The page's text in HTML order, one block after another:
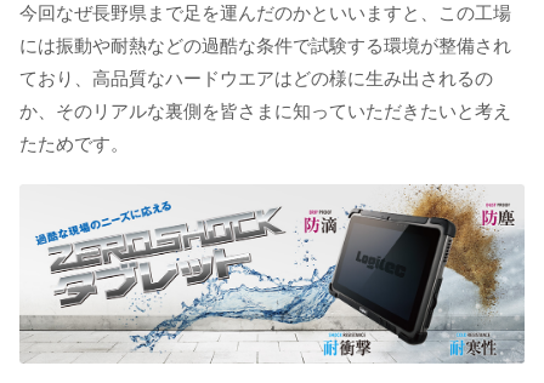
今回なぜ長野県まで足を運んだのかといいますと、この工場
には振動や耐熱などの過酷な条件で試験する環境が整備され
ており、高品質なハードウエアはどの様に生み出されるの
か、そのリアルな裏側を皆さまに知っていただきたいと考え
たためです。